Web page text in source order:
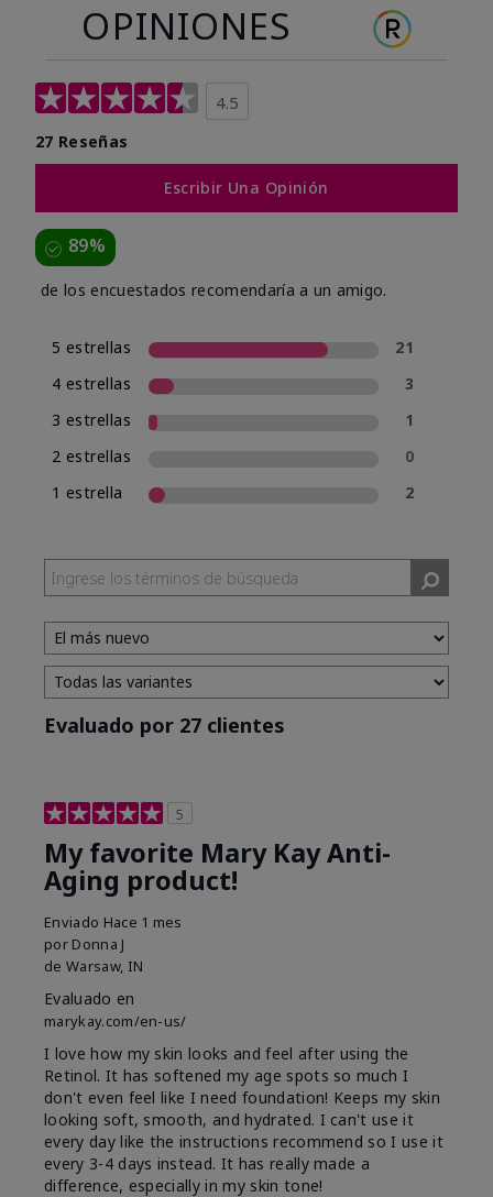
OPINIONES
4.5
27 Reseñas
Escribir Una Opinión
89%
de los encuestados recomendaría a un amigo.
5 estrellas
21
4 estrellas
3
3 estrellas
1
2 estrellas
0
1 estrella
2
Evaluado por 27 clientes
5
My favorite Mary Kay Anti-
Aging product!
Enviado Hace 1 mes
por Donna J
de Warsaw, IN
Evaluado en
marykay.com/en-us/
I love how my skin looks and feel after using the
Retinol. It has softened my age spots so much I
don't even feel like I need foundation! Keeps my skin
looking soft, smooth, and hydrated. I can't use it
every day like the instructions recommend so I use it
every 3-4 days instead. It has really made a
difference, especially in my skin tone!